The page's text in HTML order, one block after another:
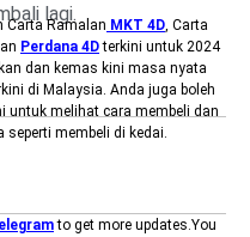
lagi.
Carta Ramalan MKT 4D , Carta
Perdana 4Dterkini untuk 2024
dan kemas kini masa nyata
di Malaysia. Anda juga boleh
untuk melihat cara membeli dan
membeli di kedai.
to get more updates.You